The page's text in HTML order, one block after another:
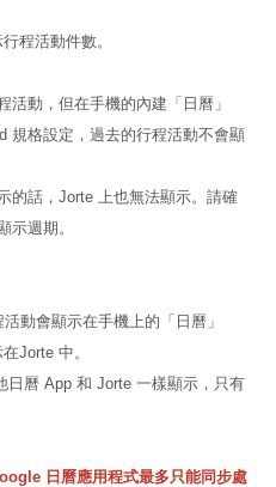
程活動件數。
活動，但在手機的內建「日曆」
規格設定，過去的行程活動不會顯
的話，Jorte 上也無法顯示。請確
示週期。
動會顯示在手機上的「日曆」
Jorte 中。
日曆 App 和 Jorte 一樣顯示，只有
日曆應用程式最多只能同步處